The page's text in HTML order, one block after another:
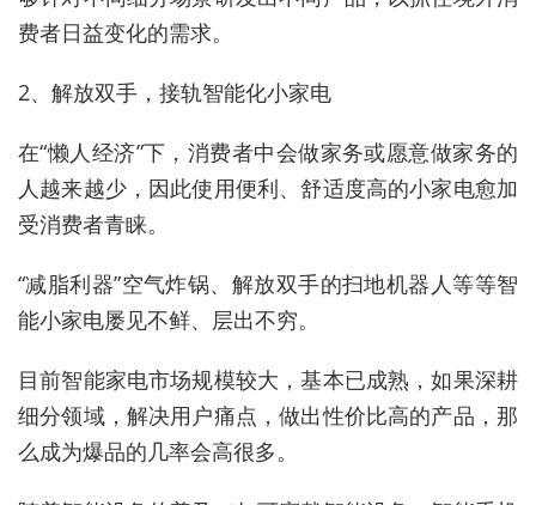
费者日益变化的需求。
2、解放双手，接轨智能化小家电
在“懒人经济”下，消费者中会做家务或愿意做家务的
人越来越少，因此使用便利、舒适度高的小家电愈加
受消费者青睐。
“减脂利器”空气炸锅、解放双手的扫地机器人等等智
能小家电屡见不鲜、层出不穷。
目前智能家电市场规模较大，基本已成熟，如果深耕
细分领域，解决用户痛点，做出性价比高的产品，那
么成为爆品的几率会高很多。